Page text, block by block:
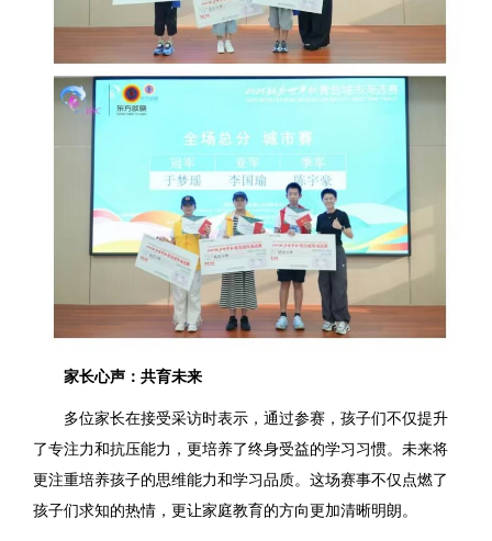
家长心声：共育未来
多位家长在接受采访时表示，通过参赛，孩子们不仅提升
了专注力和抗压能力，更培养了终身受益的学习习惯。未来将
更注重培养孩子的思维能力和学习品质。这场赛事不仅点燃了
孩子们求知的热情，更让家庭教育的方向更加清晰明朗。